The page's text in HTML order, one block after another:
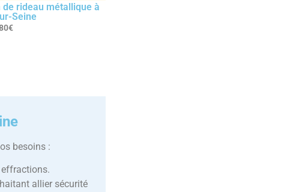
rideau métallique à
Seine
besoins :
allier sécurité